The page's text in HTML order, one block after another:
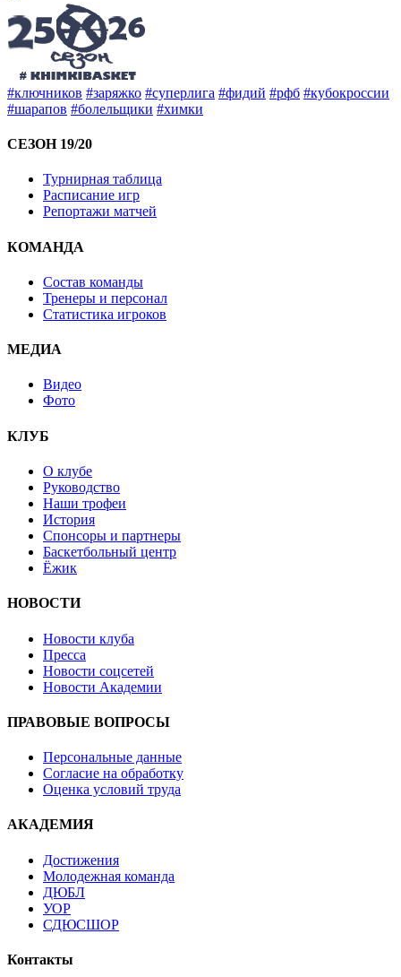
#ключников #заряжко #суперлига #фидий #рфб #кубокроссии
#шарапов #болельщики #химки
СЕЗОН 19/20
Турнирная таблица
Расписание игр
Репортажи матчей
КОМАНДА
Состав команды
Тренеры и персонал
Статистика игроков
МЕДИА
Видео
Фото
КЛУБ
О клубе
Руководство
Наши трофеи
История
Спонсоры и партнеры
Баскетбольный центр
Ёжик
НОВОСТИ
Новости клуба
Пресса
Новости соцсетей
Новости Академии
ПРАВОВЫЕ ВОПРОСЫ
Персональные данные
Согласие на обработку
Оценка условий труда
АКАДЕМИЯ
Достижения
Молодежная команда
ДЮБЛ
УОР
СДЮСШОР
Контакты